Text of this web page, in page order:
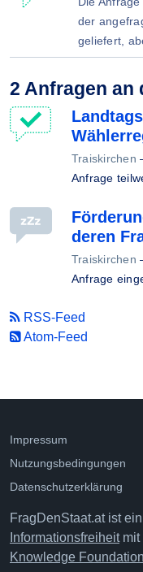
der
geliefert,
2 Anfragen an
Traiskirchen
Anfrage
deren
Traiskirchen
Anfrage
RSS-Feed
Atom-Feed
Impressum
Nutzungsbedingungen
Datenschutzerklärung
FragDenStaat.at ist
Informationsfreiheitmit
Knowledge